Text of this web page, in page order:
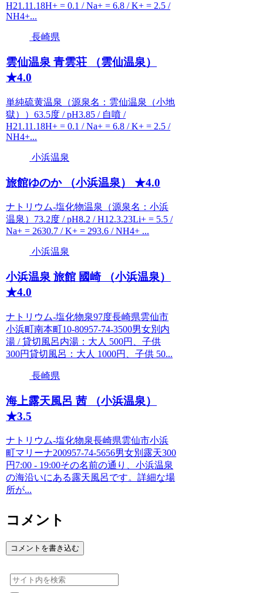
H21.11.18H+ = 0.1 / Na+ = 6.8 / K+ = 2.5 /
NH4+...
長崎県
雲仙温泉 青雲荘 （雲仙温泉）
★4.0
単純硫黄温泉（源泉名：雲仙温泉（小地
獄））63.5度 / pH3.85 / 自噴 /
H21.11.18H+ = 0.1 / Na+ = 6.8 / K+ = 2.5 /
NH4+...
小浜温泉
旅館ゆのか （小浜温泉） ★4.0
ナトリウム-塩化物温泉（源泉名：小浜
温泉）73.2度 / pH8.2 / H12.3.23Li+ = 5.5 /
Na+ = 2630.7 / K+ = 293.6 / NH4+ ...
小浜温泉
小浜温泉 旅館 國崎 （小浜温泉）
★4.0
ナトリウム-塩化物泉97度長崎県雲仙市
小浜町南本町10-80957-74-3500男女別内
湯 / 貸切風呂内湯：大人 500円、子供
300円貸切風呂：大人 1000円、子供 50...
長崎県
海上露天風呂 茜 （小浜温泉）
★3.5
ナトリウム-塩化物泉長崎県雲仙市小浜
町マリーナ200957-74-5656男女別露天300
円7:00 - 19:00その名前の通り、小浜温泉
の海沿いにある露天風呂です。詳細な場
所が...
コメント
コメントを書き込む